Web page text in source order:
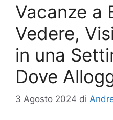
Vacanze a
Vedere,
in una
Dove
3 Agosto 2024 di